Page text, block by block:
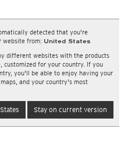
detected that you're
website from: United States
different websites with the products
customized for your country. If you
you'll be able to enjoy having your
and your country's most
Stay on current version